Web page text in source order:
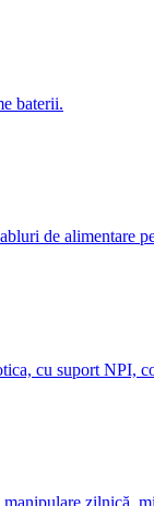
baterii.
de alimentare
cu suport NPI,
zilnică,